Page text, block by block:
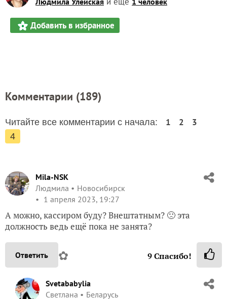
Добавить в избранное
Комментарии (189)
Читайте все комментарии с начала: 1 2 3
4
Mila-NSK
Людмила
Новосибирск
1 апреля 2023, 19:27
А можно, кассиром буду? Внештатным? 🙁 эта
должность ведь ещё пока не занята?
Ответить ✿ 9Спасибо!
Svetababylia
Светлана
Беларусь